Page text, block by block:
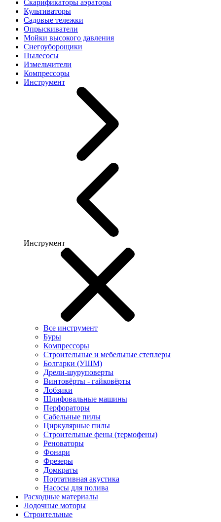
Скарификаторы аэраторы
Культиваторы
Садовые тележки
Опрыскиватели
Мойки высокого давления
Снегоуборощики
Пылесосы
Измельчители
Компрессоры
Инструмент
Инструмент
Все инструмент
Буры
Компрессоры
Строительные и мебельные степлеры
Болгарки (УШМ)
Дрели-шуруповерты
Винтовёрты - гайковёрты
Лобзики
Шлифовальные машины
Перфораторы
Сабельные пилы
Циркулярные пилы
Строительные фены (термофены)
Реноваторы
Фонари
Фрезеры
Домкраты
Портативная акустика
Насосы для полива
Расходные материалы
Лодочные моторы
Строительные